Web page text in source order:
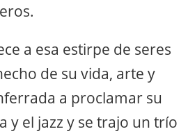
a esa estirpe de seres
de su vida, arte y
a proclamar su
y el jazz y se trajo un trío